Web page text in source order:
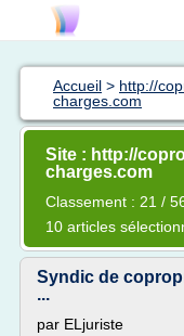
Accueil > http://
charges.com
Site : http://
charges.com
Classement : 21 /
10 articles
Syndic de
...
par ELjuriste